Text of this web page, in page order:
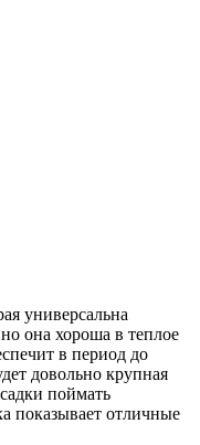
универсальна
она хороша в теплое
в период до
довольно крупная
поймать
показывает отличные